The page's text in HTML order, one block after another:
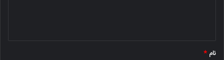
نام *